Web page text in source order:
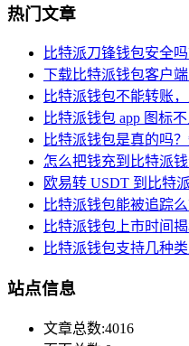
热门文章
比特派刀锋钱包安全
下载比特派钱包客户
比特派钱包不能转账
比特派钱包 app 图标
比特派钱包是真的吗
怎么把钱充到比特派
欧易转 USDT 到比特
比特派钱包能被追踪
比特派钱包上市时间
比特派钱包支持几种
站点信息
文章总数:4016